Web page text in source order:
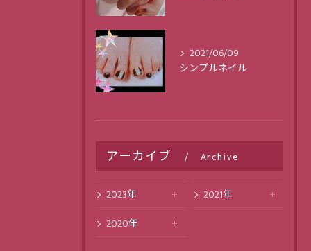
2021/06/09
シンプルネイル
アーカイブ Archive
2023年
2021年
2020年